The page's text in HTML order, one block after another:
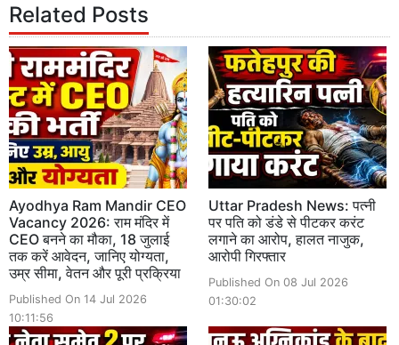
Related Posts
Ayodhya Ram Mandir CEO
Vacancy 2026: राम मंदिर में
CEO बनने का मौका, 18 जुलाई
तक करें आवेदन, जानिए योग्यता,
उम्र सीमा, वेतन और पूरी प्रक्रिया
Published On 14 Jul 2026
10:11:56
Uttar Pradesh News: पत्नी
पर पति को डंडे से पीटकर करंट
लगाने का आरोप, हालत नाजुक,
आरोपी गिरफ्तार
Published On 08 Jul 2026
01:30:02